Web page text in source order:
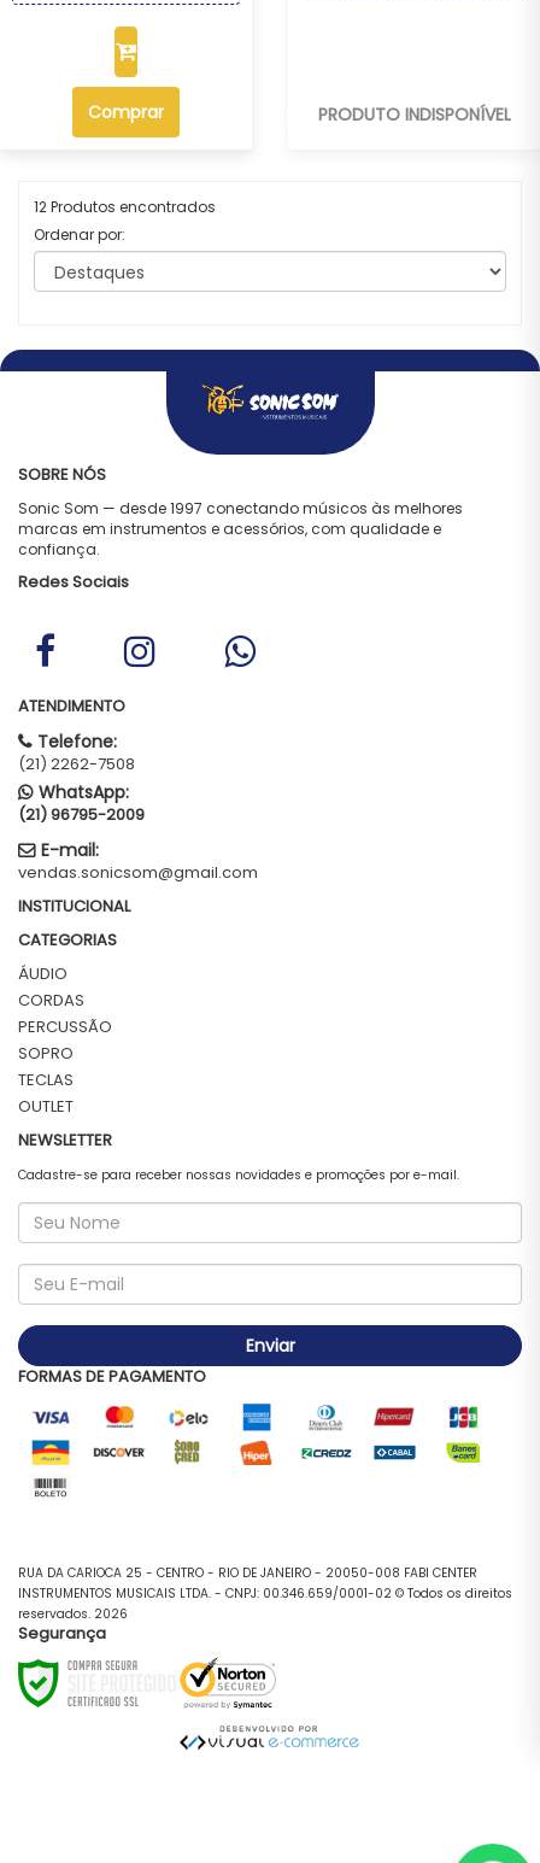
Comprar PRODUTO INDISPONÍVEL
12 Produtos encontrados
Ordenar por:
SOBRE NÓS
Sonic Som — desde 1997 conectando músicos às melhores
marcas em instrumentos e acessórios, com qualidade e
confiança.
Redes Sociais
ATENDIMENTO
Telefone:
(21) 2262-7508
WhatsApp:
(21) 96795-2009
E-mail:
vendas.sonicsom@gmail.com
INSTITUCIONAL
CATEGORIAS
ÁUDIO
CORDAS
PERCUSSÃO
SOPRO
TECLAS
OUTLET
NEWSLETTER
Cadastre-se para receber nossas novidades e promoções por e-mail.
Enviar
FORMAS DE PAGAMENTO
RUA DA CARIOCA 25 - CENTRO - RIO DE JANEIRO - 20050-008 FABI CENTER
INSTRUMENTOS MUSICAIS LTDA. - CNPJ: 00.346.659/0001-02 © Todos os direitos
reservados. 2026
Segurança